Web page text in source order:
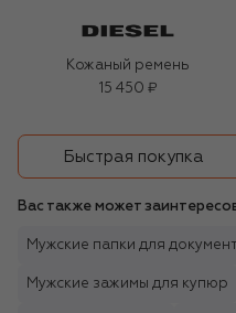
Кожаный ремень
15 450 ₽
Быстрая покупка
Вас также может
Мужские папки для
Мужские зажимы для купюр